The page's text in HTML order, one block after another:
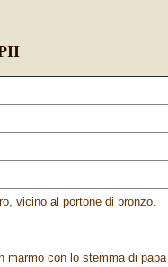
vicino al portone di bronzo.
con lo stemma di